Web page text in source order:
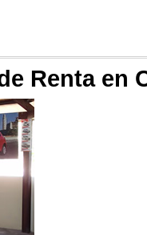
Renta en